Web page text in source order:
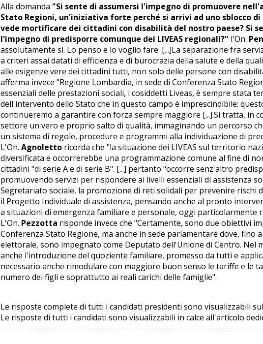
Alla domanda "Si sente di assumersi l'impegno di promuovere
Stato Regioni, un'iniziativa forte perché si arrivi ad uno sblocco
vede mortificare dei cittadini con disabilità del nostro paese? Si
l'impegno di predisporre comunque dei LIVEAS regionali?" l'On.
assolutamente sì. Lo penso e lo voglio fare. [...]La separazione fra
a criteri assai datati di efficienza e di burocrazia della salute e della
alle esigenze vere dei cittadini tutti, non solo delle persone con
afferma invece "Regione Lombardia, in sede di Conferenza Stato
essenziali delle prestazioni sociali, i cosiddetti Liveas, è sempre stata
dell'intervento dello Stato che in questo campo è imprescindibile:
continueremo a garantire con forza sempre maggiore [...].Si tratta, in
settore un vero e proprio salto di qualità, immaginando un percorso
un sistema di regole, procedure e programmi alla individuazione di
L'On. Agnoletto ricorda che "la situazione dei LIVEAS sul territorio
diversificata e occorrerebbe una programmazione comune al fine di
cittadini "di serie A e di serie B". [...] pertanto "occorre senz'altro
promuovendo servizi per rispondere ai livelli essenziali di assistenza
Segretariato sociale, la promozione di reti solidali per prevenire rischi
il Progetto Individuale di assistenza, pensando anche al pronto
a situazioni di emergenza familiare e personale, oggi particolarmente
L'On. Pezzotta risponde invece che "Certamente, sono due obiettivi
Conferenza Stato Regione, ma anche in sede parlamentare dove, fino
elettorale, sono impegnato come Deputato dell'Unione di Centro. Nel
anche l'introduzione del quoziente familiare, promesso da tutti e
necessario anche rimodulare con maggiore buon senso le tariffe e le
numero dei figli e soprattutto ai reali carichi delle famiglie".
Le risposte complete di tutti i candidati presidenti sono visualizzabili
Le risposte di tutti i candidati sono visualizzabili in calce all'articolo